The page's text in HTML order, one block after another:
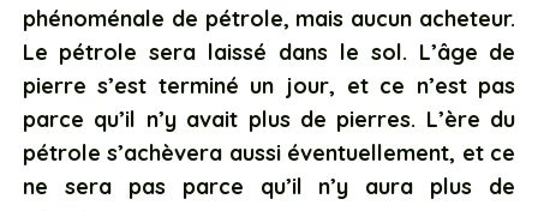
phénoménale de pétrole, mais aucun acheteur.
Le pétrole sera laissé dans le sol. L’âge de
pierre s’est terminé un jour, et ce n’est pas
parce qu’il n’y avait plus de pierres. L’ère du
pétrole s’achèvera aussi éventuellement, et ce
ne sera pas parce qu’il n’y aura plus de